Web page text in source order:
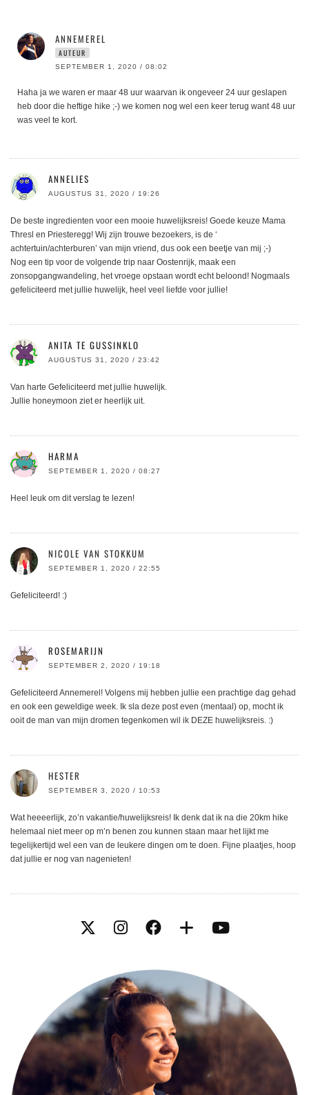
ANNEMEREL
AUTEUR
SEPTEMBER 1, 2020 / 08:02
Haha ja we waren er maar 48 uur waarvan ik ongeveer 24 uur geslapen
heb door die heftige hike ;-) we komen nog wel een keer terug want 48 uur
was veel te kort.
ANNELIES
AUGUSTUS 31, 2020 / 19:26
De beste ingredienten voor een mooie huwelijksreis! Goede keuze Mama
Thresl en Priesteregg! Wij zijn trouwe bezoekers, is de ‘
achtertuin/achterburen’ van mijn vriend, dus ook een beetje van mij ;-)
Nog een tip voor de volgende trip naar Oostenrijk, maak een
zonsopgangwandeling, het vroege opstaan wordt echt beloond! Nogmaals
gefeliciteerd met jullie huwelijk, heel veel liefde voor jullie!
ANITA TE GUSSINKLO
AUGUSTUS 31, 2020 / 23:42
Van harte Gefeliciteerd met jullie huwelijk.
Jullie honeymoon ziet er heerlijk uit.
HARMA
SEPTEMBER 1, 2020 / 08:27
Heel leuk om dit verslag te lezen!
NICOLE VAN STOKKUM
SEPTEMBER 1, 2020 / 22:55
Gefeliciteerd! :)
ROSEMARIJN
SEPTEMBER 2, 2020 / 19:18
Gefeliciteerd Annemerel! Volgens mij hebben jullie een prachtige dag gehad
en ook een geweldige week. Ik sla deze post even (mentaal) op, mocht ik
ooit de man van mijn dromen tegenkomen wil ik DEZE huwelijksreis. :)
HESTER
SEPTEMBER 3, 2020 / 10:53
Wat heeeerlijk, zo’n vakantie/huwelijksreis! Ik denk dat ik na die 20km hike
helemaal niet meer op m’n benen zou kunnen staan maar het lijkt me
tegelijkertijd wel een van de leukere dingen om te doen. Fijne plaatjes, hoop
dat jullie er nog van nagenieten!